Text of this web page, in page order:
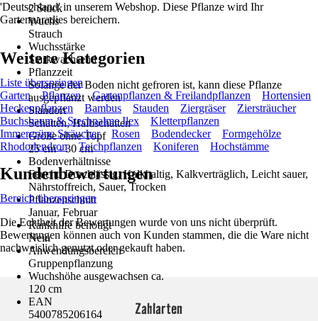
2 Stück
Wuchs
Strauch
Wuchsstärke
Starkwachsend
Pflanzzeit
Solange der Boden nicht gefroren ist, kann diese Pflanze
ausgepflanzt werden
Standort
Schatten, Halbschatten
Größe ohne Topf
25 cm - 30 cm
Bodenverhältnisse
Feucht, Durchlässig, Kalkhaltig, Kalkverträglich, Leicht sauer,
Nährstoffreich, Sauer, Trocken
Pflanzenschnitt
Januar, Februar
Rankhilfe benötigt
Nein
Anwendungsbereich
Gruppenpflanzung
Wuchshöhe ausgewachsen ca.
120 cm
EAN
5400785206164
'Deutschland' in unserem Webshop. Diese Pflanze wird Ihr
Gartenparadies bereichern.
Weitere Kategorien
Liste überspringen
Garten
Pflanzen Gartenpflanzen & Freilandpflanzen
Hortensien
Heckenpflanzen
Bambus Stauden Ziergräser
Ziersträucher
Buchsbaum & Stechpalme Ilex
Kletterpflanzen
Immergrüne Sträucher
Rosen Bodendecker
Formgehölze
Rhododendron
Teichpflanzen Koniferen Hochstämme
Kundenbewertungen
Bereich überspringen
Die Echtheit der Bewertungen wurde von uns nicht überprüft.
Bewertungen können auch von Kunden stammen, die die Ware nicht
nachweislich genutzt oder gekauft haben.
Zahlarten